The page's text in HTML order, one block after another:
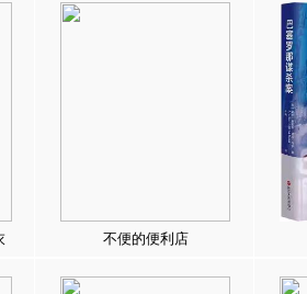
不便的便利店